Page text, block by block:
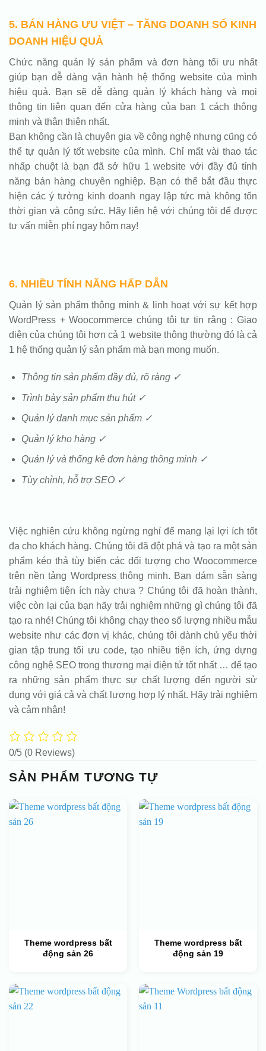
5. BÁN HÀNG ƯU VIỆT – TĂNG DOANH SỐ KINH
DOANH HIỆU QUẢ
Chức năng quản lý sản phẩm và đơn hàng tối ưu nhất
giúp bạn dễ dàng vận hành hệ thống website của mình
hiệu quả. Bạn sẽ dễ dàng quản lý khách hàng và mọi
thông tin liên quan đến cửa hàng của bạn 1 cách thông
minh và thân thiện nhất.
Bạn không cần là chuyên gia về công nghệ nhưng cũng có
thể tự quản lý tốt website của mình. Chỉ mất vài thao tác
nhấp chuột là bạn đã sở hữu 1 website với đầy đủ tính
năng bán hàng chuyên nghiệp. Bạn có thể bắt đầu thực
hiện các ý tưởng kinh doanh ngay lập tức mà không tốn
thời gian và công sức. Hãy liên hệ với chúng tôi để được
tư vấn miễn phí ngay hôm nay!
6. NHIỀU TÍNH NĂNG HẤP DẪN
Quản lý sản phẩm thông minh & linh hoạt với sự kết hợp
WordPress + Woocommerce chúng tôi tự tin rằng : Giao
diện của chúng tôi hơn cả 1 website thông thường đó là cả
1 hệ thống quản lý sản phẩm mà bạn mong muốn.
Thông tin sản phẩm đầy đủ, rõ ràng ✓
Trình bày sản phẩm thu hút ✓
Quản lý danh mục sản phẩm ✓
Quản lý kho hàng ✓
Quản lý và thống kê đơn hàng thông minh ✓
Tùy chỉnh, hỗ trợ SEO ✓
Việc nghiên cứu không ngừng nghỉ để mang lại lợi ích tốt
đa cho khách hàng. Chúng tôi đã đột phá và tạo ra một sản
phẩm kéo thả tùy biến các đối tượng cho Woocommerce
trên nền tảng Wordpress thông minh. Bạn dám sẵn sàng
trải nghiệm tiện ích này chưa ? Chúng tôi đã hoàn thành,
việc còn lại của bạn hãy trải nghiệm những gì chúng tôi đã
tạo ra nhé! Chúng tôi không chạy theo số lượng nhiều mẫu
website như các đơn vị khác, chúng tôi dành chủ yếu thời
gian tập trung tối ưu code, tạo nhiều tiện ích, ứng dựng
công nghệ SEO trong thương mại điện tử tốt nhất … để tạo
ra những sản phẩm thực sự chất lượng đến người sử
dụng với giá cả và chất lượng hợp lý nhất. Hãy trải nghiệm
và cảm nhận!
0/5 (0 Reviews)
SẢN PHẨM TƯƠNG TỰ
Theme wordpress bất
động sản 26
Theme wordpress bất
động sản 19